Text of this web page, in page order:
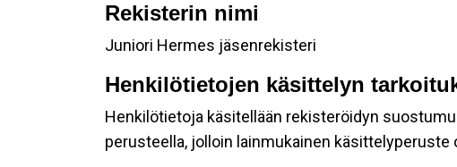
Rekisterin nimi
Juniori Hermes jäsenrekisteri
Henkilötietojen käsittelyn
Henkilötietoja käsitellään rekisteröidyn
perusteella, jolloin lainmukainen